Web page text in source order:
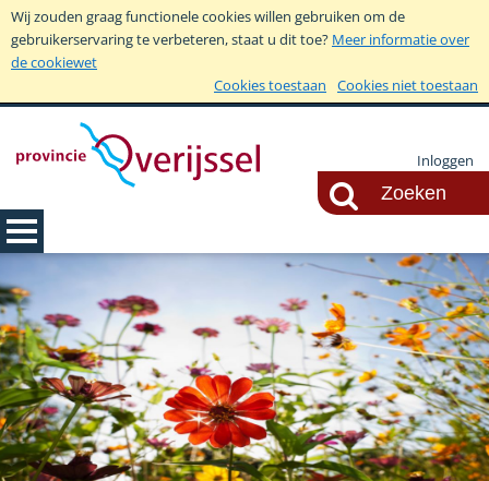
Wij zouden graag functionele cookies willen gebruiken om de
gebruikerservaring te verbeteren, staat u dit toe? Meer informatie over
de cookiewet
Cookies toestaan
Cookies niet toestaan
Inloggen